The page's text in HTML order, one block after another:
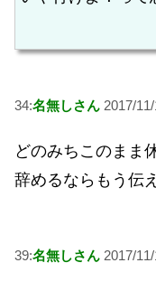
34:名無しさん 2017/
どのみちこのまま
辞めるならもう伝
39:名無しさん 2017/